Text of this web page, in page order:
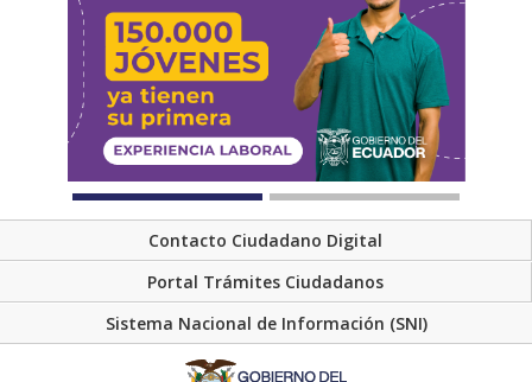
Contacto Ciudadano Digital
Portal Trámites Ciudadanos
Sistema Nacional de Información (SNI)